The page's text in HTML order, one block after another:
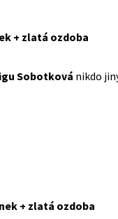
+ zlatá ozdoba
Sobotková nikdo
+ zlatá ozdoba